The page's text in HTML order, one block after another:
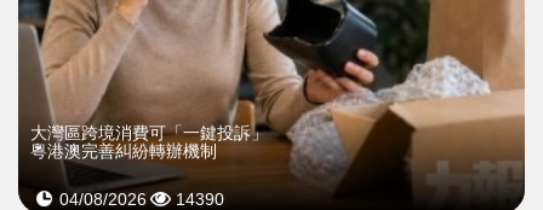
大灣區跨境消費可「一鍵投訴」
粵港澳完善糾紛轉辦機制
04/08/2026 14390